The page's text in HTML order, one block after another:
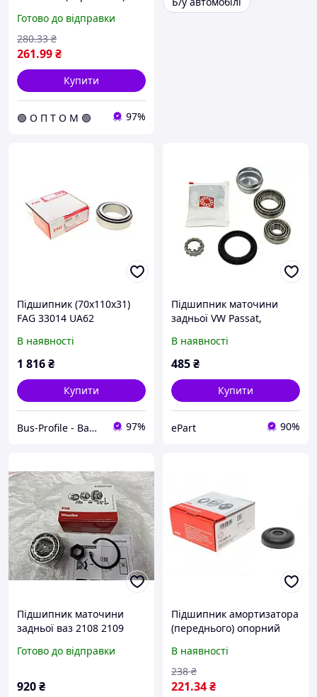
Готово до відправки
261.99₴
280.33 ₴
Купити
🟢 О П Т О М 🟢 97%
Підшипник (70x110x31)
FAG 33014 UA62
В наявності
1 816₴
Купити
Bus-Profile - Ваш інтернет-магазин автозапчастин 97%
Підшипник маточини
задньої VW Passat,
В наявності
485₴
Купити
ePart 90%
Підшипник маточини
задньої ваз 2108 2109
2110 2111 2112 1118 2170
00
Готово до відправки
920₴
Підшипник амортизатора
(переднього) опорний
713000820 Крос код
WG2238145
В наявності
221.34₴
238 ₴